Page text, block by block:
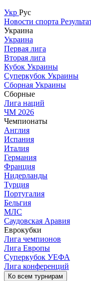
Укр Рус
Новости спорта
Украина
Украина
Первая лига
Вторая лига
Кубок Украины
Суперкубок Украины
Сборная Украины
Сборные
Лига наций
ЧМ 2026
Чемпионаты
Англия
Испания
Италия
Германия
Франция
Нидерланды
Турция
Португалия
Бельгия
МЛС
Саудовская Аравия
Еврокубки
Лига чемпионов
Лига Европы
Суперкубок УЕФА
Лига конференций
Ко всем турнирам